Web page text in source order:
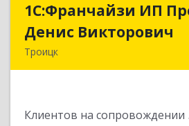
1C:Франчайзи ИП
Денис Викторович
Троицк
Клиентов на сопровождении
1C:Франчайзи
Денис